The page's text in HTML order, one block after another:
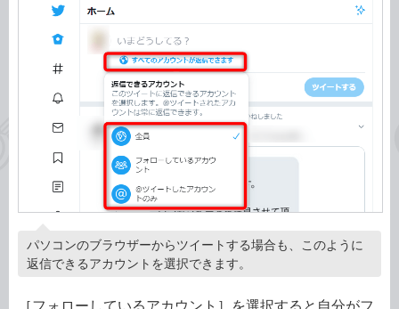
パソコンのブラウザーからツイートする場合も、このように
返信できるアカウントを選択できます。
［フォローしているアカウント］を選択すると自分がフ